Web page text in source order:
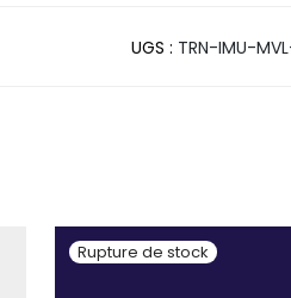
UGS : TRN-IMU-